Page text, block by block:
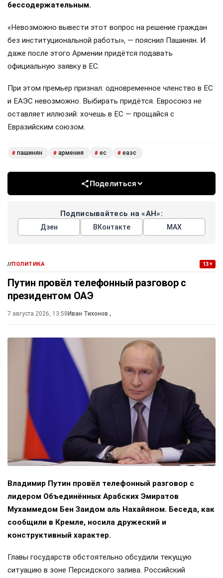
бессодержательным.
«Невозможно вывести этот вопрос на решение граждан
без институциональной работы», — пояснил Пашинян. И
даже после этого Армении придётся подавать
официальную заявку в ЕС.
При этом премьер признал: одновременное членство в ЕС
и ЕАЭС невозможно. Выбирать придётся. Евросоюз не
оставляет иллюзий: хочешь в ЕС — прощайся с
Евразийским союзом.
# пашинян # армения # ес # еаэс
Поделиться
Подписывайтесь на «АН»:
Дзен ВКонтакте МАХ
//ПОЛИТИКА 13+
Путин провёл телефонный разговор с
президентом ОАЭ
7 августа 2026, 13:58 Иван Тихонов ,
Владимир Путин провёл телефонный разговор с
лидером Объединённых Арабских Эмиратов
Мухаммедом Бен Заидом аль Нахайяном. Беседа, как
сообщили в Кремле, носила дружеский и
конструктивный характер.
Главы государств обстоятельно обсудили текущую
ситуацию в зоне Персидского залива. Российский